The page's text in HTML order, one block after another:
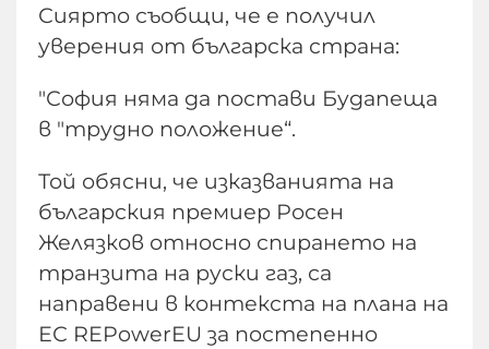
Сиярто съобщи, че е получил
уверения от българска страна:
"София няма да постави Будапеща
в "трудно положение“.
Той обясни, че изказванията на
българския премиер Росен
Желязков относно спирането на
транзита на руски газ, са
направени в контекста на плана на
ЕС REPowerEU за постепенно